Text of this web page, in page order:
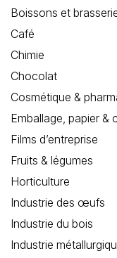
Boissons et
Café
Chimie
Chocolat
Cosmétique &
Emballage, papier &
Films d’entreprise
Fruits & légumes
Horticulture
Industrie des œufs
Industrie du bois
Industrie